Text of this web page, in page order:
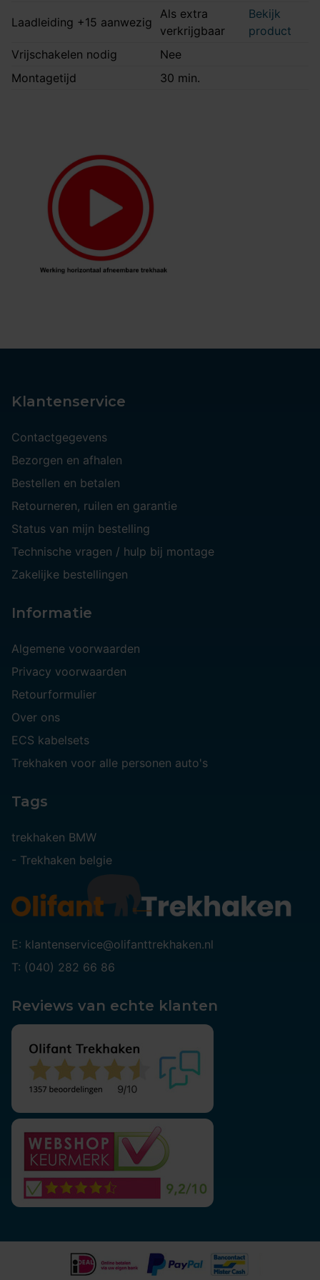
Laadleiding +15 aanwezig
Als extra
verkrijgbaar
Bekijk
product
Vrijschakelen nodig
Nee
Montagetijd
30 min.
Klantenservice
Contactgegevens
Bezorgen en afhalen
Bestellen en betalen
Retourneren, ruilen en garantie
Status van mijn bestelling
Technische vragen / hulp bij montage
Zakelijke bestellingen
Informatie
Algemene voorwaarden
Privacy voorwaarden
Retourformulier
Over ons
ECS kabelsets
Trekhaken voor alle personen auto's
Tags
trekhaken BMW
- Trekhaken belgie
E: klantenservice@olifanttrekhaken.nl
T: (040) 282 66 86
Reviews van echte klanten